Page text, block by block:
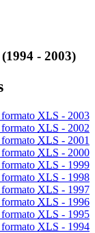
- 2003)
XLS - 2003
XLS - 2002
XLS - 2001
XLS - 2000
XLS - 1999
XLS - 1998
XLS - 1997
XLS - 1996
XLS - 1995
XLS - 1994